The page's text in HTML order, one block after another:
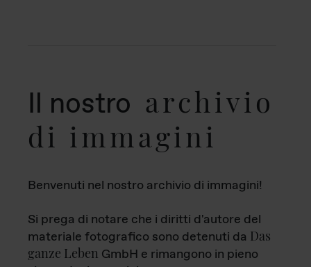
Il nostro archivio
di immagini
Benvenuti nel nostro archivio di immagini!
Si prega di notare che i diritti d'autore del
materiale fotografico sono detenuti da Das
ganze Leben GmbH e rimangono in pieno